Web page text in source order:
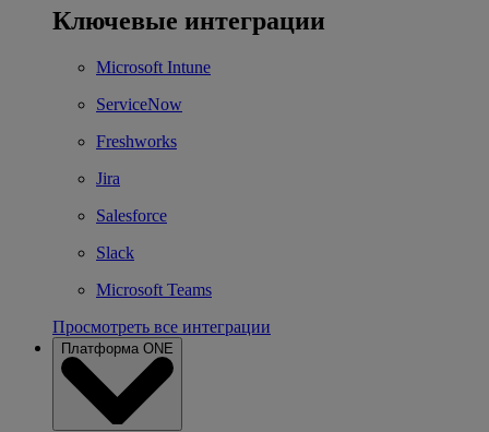
Ключевые интеграции
Microsoft Intune
ServiceNow
Freshworks
Jira
Salesforce
Slack
Microsoft Teams
Просмотреть все интеграции
Платформа ONE